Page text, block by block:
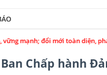
toàn diện, phát triển đột phá,
Chấp hành